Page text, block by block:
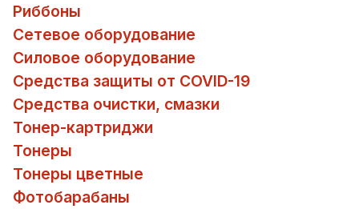
Риббоны
Сетевое оборудование
Силовое оборудование
Средства защиты от COVID-19
Средства очистки, смазки
Тонер-картриджи
Тонеры
Тонеры цветные
Фотобарабаны